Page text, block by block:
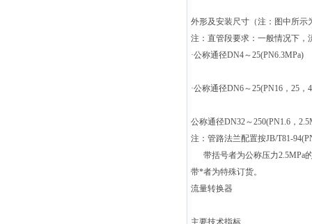
外形及安装尺寸（注：图中所示
注：直管段要求：一般情况下，
·公称通径DN4～25(PN6.3MPa)
·公称通径DN6～25(PN16，25，
公称通径DN32～250(PN1.6，
注：管路法兰配置按JB/T81-
带括号者为公称压力2.5MPa
带*者为特殊订货。
流量转换器
主要技术指标